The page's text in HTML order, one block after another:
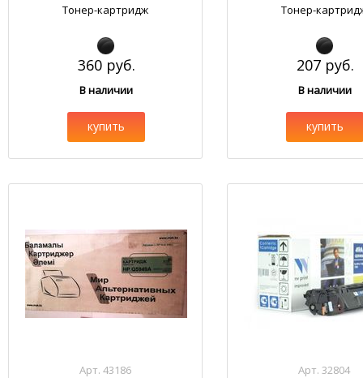
Тонер-картридж
360 руб.
В наличии
купить
Тонер-
207 руб.
В наличии
купить
Арт. 43186 Арт. 32804